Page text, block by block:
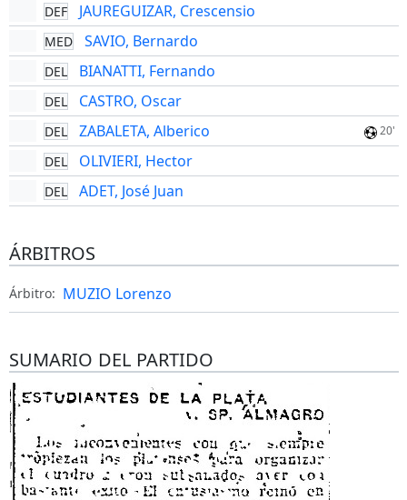
DEF JAUREGUIZAR, Crescensio
MED SAVIO, Bernardo
DEL BIANATTI, Fernando
DEL CASTRO, Oscar
DEL ZABALETA, Alberico 20'
DEL OLIVIERI, Hector
DEL ADET, José Juan
ÁRBITROS
Árbitro: MUZIO Lorenzo
SUMARIO DEL PARTIDO